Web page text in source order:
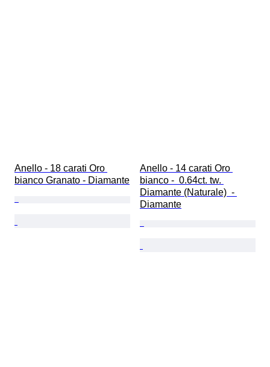
Anello - 18 carati Oro
bianco Granato - Diamante
Anello - 14 carati Oro
bianco -  0.64ct. tw.
Diamante (Naturale)  -
Diamante